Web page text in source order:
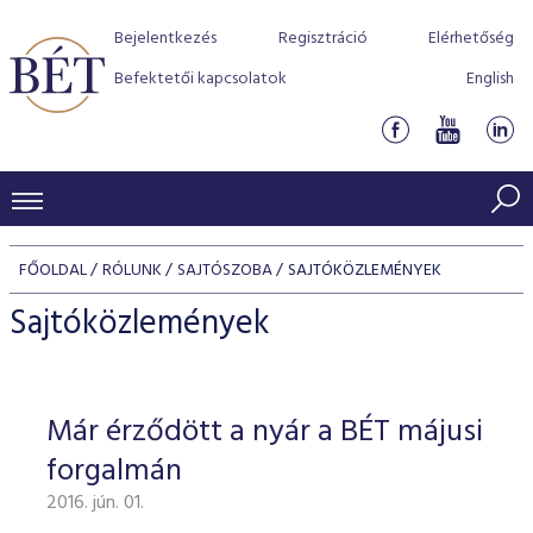
Bejelentkezés Regisztráció
Elérhetőség
Befektetői kapcsolatok
English
KERESKEDÉSI ADATOK
INDEXEK
Jelzáloglevél indexek
Vállalati kötvény indexek
Azonnali Piac
Részvények
Származékos piac
BEFEKTETŐK
Részvény szekció
Hitelpapír szekció
BÉT szabályzatok
Befektetővédelem
Alkalmazott díjstruktúra
Elszámolás
Részvény és vállalati kötvény tőzsdei bevezetését
program
BÉT Xtend - Részvénypiac egyszerűen
TŐZSDETAGOK
Tőzsdetagok, üzletkötők
VENDOROK
FŐOLDAL RÓLUNK SAJTÓSZOBA SAJTÓKÖZLEMÉNYEK
Sajtóközlemények
Már érződött a nyár a BÉT májusi
forgalmán
2016. jún. 01.